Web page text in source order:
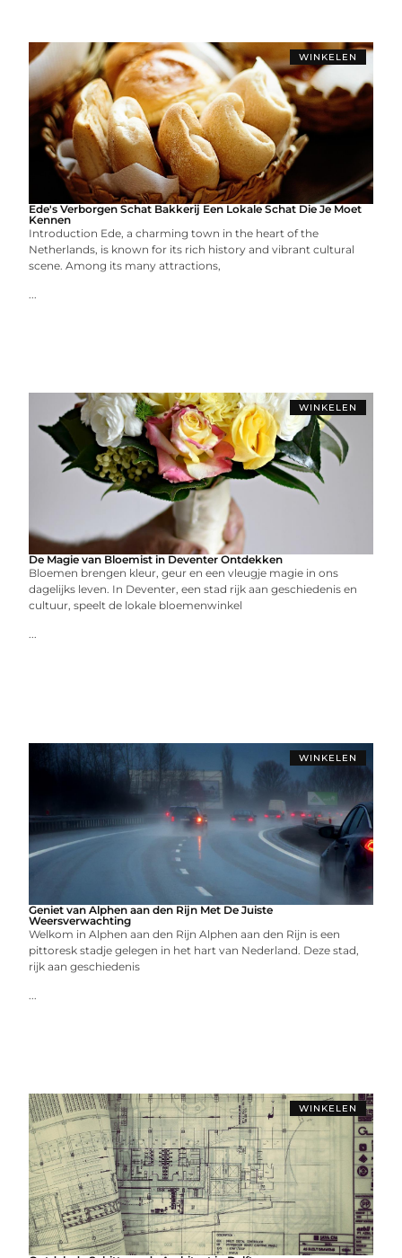
WINKELEN
Ede's Verborgen Schat Bakkerij Een Lokale Schat Die Je Moet
Kennen
Introduction Ede, a charming town in the heart of the
Netherlands, is known for its rich history and vibrant cultural
scene. Among its many attractions,
...
WINKELEN
De Magie van Bloemist in Deventer Ontdekken
Bloemen brengen kleur, geur en een vleugje magie in ons
dagelijks leven. In Deventer, een stad rijk aan geschiedenis en
cultuur, speelt de lokale bloemenwinkel
...
WINKELEN
Geniet van Alphen aan den Rijn Met De Juiste
Weersverwachting
Welkom in Alphen aan den Rijn Alphen aan den Rijn is een
pittoresk stadje gelegen in het hart van Nederland. Deze stad,
rijk aan geschiedenis
...
WINKELEN